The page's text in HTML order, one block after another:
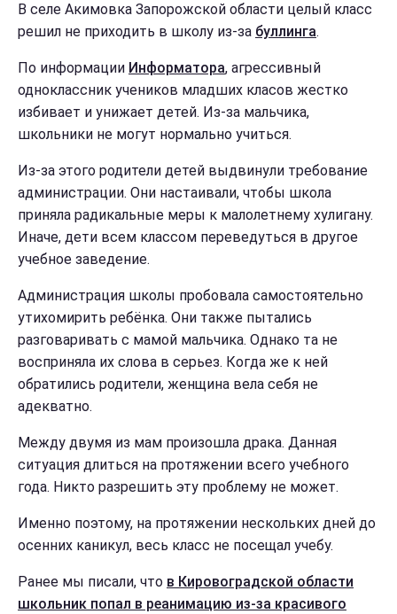
В селе Акимовка Запорожской области целый класс
решил не приходить в школу из-за буллинга.
По информации Информатора, агрессивный
одноклассник учеников младших класов жестко
избивает и унижает детей. Из-за мальчика,
школьники не могут нормально учиться.
Из-за этого родители детей выдвинули требование
администрации. Они настаивали, чтобы школа
приняла радикальные меры к малолетнему хулигану.
Иначе, дети всем классом переведуться в другое
учебное заведение.
Администрация школы пробовала самостоятельно
утихомирить ребёнка. Они также пытались
разговаривать с мамой мальчика. Однако та не
восприняла их слова в серьез. Когда же к ней
обратились родители, женщина вела себя не
адекватно.
Между двумя из мам произошла драка. Данная
ситуация длиться на протяжении всего учебного
года. Никто разрешить эту проблему не может.
Именно поэтому, на протяжении нескольких дней до
осенних каникул, весь класс не посещал учебу.
Ранее мы писали, что в Кировоградской области
школьник попал в реанимацию из-за красивого